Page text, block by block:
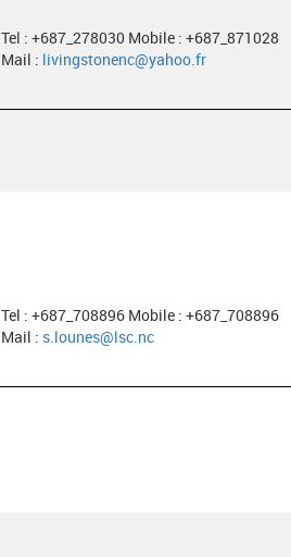
Tel : +687_278030 Mobile : +687_871028
Mail : livingstonenc@yahoo.fr
Tel : +687_708896 Mobile : +687_708896
Mail : s.lounes@lsc.nc